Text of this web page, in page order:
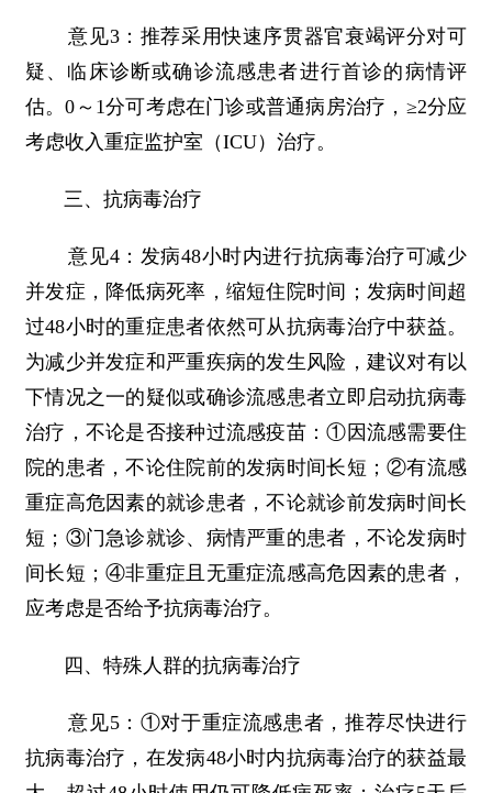
意见3：推荐采用快速序贯器官衰竭评分对可
疑、临床诊断或确诊流感患者进行首诊的病情评
估。0～1分可考虑在门诊或普通病房治疗，≥2分应
考虑收入重症监护室（ICU）治疗。
三、抗病毒治疗
意见4：发病48小时内进行抗病毒治疗可减少
并发症，降低病死率，缩短住院时间；发病时间超
过48小时的重症患者依然可从抗病毒治疗中获益。
为减少并发症和严重疾病的发生风险，建议对有以
下情况之一的疑似或确诊流感患者立即启动抗病毒
治疗，不论是否接种过流感疫苗：①因流感需要住
院的患者，不论住院前的发病时间长短；②有流感
重症高危因素的就诊患者，不论就诊前发病时间长
短；③门急诊就诊、病情严重的患者，不论发病时
间长短；④非重症且无重症流感高危因素的患者，
应考虑是否给予抗病毒治疗。
四、特殊人群的抗病毒治疗
意见5：①对于重症流感患者，推荐尽快进行
抗病毒治疗，在发病48小时内抗病毒治疗的获益最